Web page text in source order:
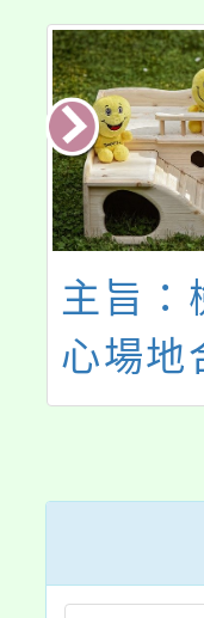
主旨：
心場地
「果陀
有限
區活
企劃」